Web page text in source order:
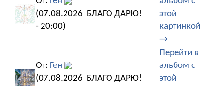
(07.08.2026
- 20:00)
БЛАГО ДАРЮ!
этой
картинкой
→
От: Ген
(07.08.2026 БЛАГО ДАРЮ!
Перейти в
альбом с
этой